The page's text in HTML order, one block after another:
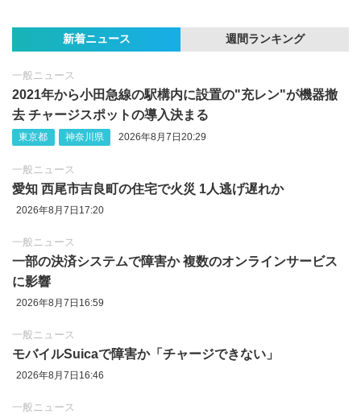
新着ニュース 週間ランキング
一般ニュース
2021年から小田急線の駅構内に設置の"充レン"が機器撤
去 チャージスポットの導入決まる
東京都 神奈川県 2026年8月7日20:29
一般ニュース
愛知 西尾市吉良町の住宅で火災 1人逃げ遅れか
2026年8月7日17:20
一般ニュース
一部の決済システムで障害か 複数のオンラインサービス
に影響
2026年8月7日16:59
一般ニュース
モバイルSuicaで障害か「チャージできない」
2026年8月7日16:46
一般ニュース